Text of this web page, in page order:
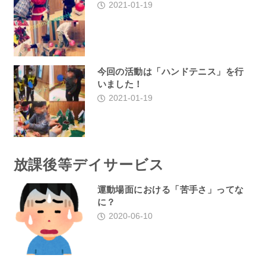
2021-01-19
今回の活動は「ハンドテニス」を行
いました！
2021-01-19
放課後等デイサービス
運動場面における「苦手さ」ってな
に？
2020-06-10